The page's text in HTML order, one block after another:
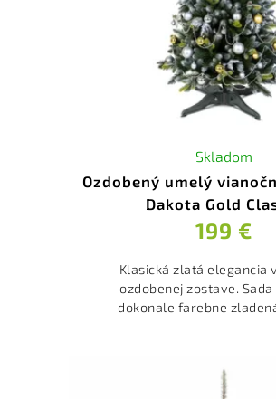
Ozdobený umelý
Dakota Gold
Skladom
199 €
Klasická zlatá elegancia
ozdobenej zostave. Sada
dokonale farebne